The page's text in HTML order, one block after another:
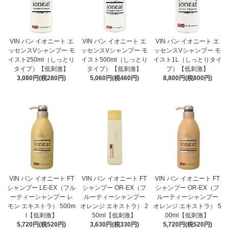
VIN バン イオニート エ
ッセンスVシャンプー モ
イスト250ml（しっとり
タイプ）【低刺激】
3,080円(税280円)
VIN バン イオニート エ
ッセンスVシャンプー モ
イスト500ml（しっとり
タイプ）【低刺激】
5,060円(税460円)
VIN バン イオニート エ
ッセンスVシャンプー モ
イスト1L（しっとりタイ
プ）【低刺激】
8,800円(税800円)
VIN バン イオニート FT
シャンプー LE-EX（フル
ーティーシャンプー レ
モン エキストラ） 500m
l【低刺激】
5,720円(税520円)
VIN バン イオニート FT
シャンプー OR-EX（フ
ルーティーシャンプー
オレンジ エキストラ） 2
50ml【低刺激】
3,630円(税330円)
VIN バン イオニート FT
シャンプー OR-EX（フ
ルーティーシャンプー
オレンジ エキストラ） 5
00ml【低刺激】
5,720円(税520円)